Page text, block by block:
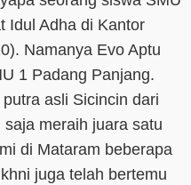
Idul Adha di Kantor
Namanya Evo Aptu
1 Padang Panjang.
asli Sicincin dari
meraih juara satu
di Mataram beberapa
juga telah bertemu